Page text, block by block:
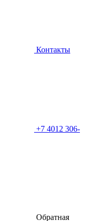
Контакты
+7 4012 306-
Обратная